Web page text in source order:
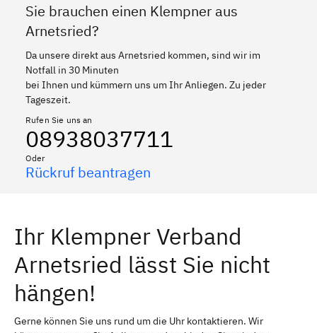
Sie brauchen einen Klempner aus
Arnetsried?
Da unsere direkt aus Arnetsried kommen, sind wir im
Notfall in 30 Minuten
bei Ihnen und kümmern uns um Ihr Anliegen. Zu jeder
Tageszeit.
Rufen Sie uns an
08938037711
Oder
Rückruf beantragen
Ihr Klempner Verband
Arnetsried lässt Sie nicht
hängen!
Gerne können Sie uns rund um die Uhr kontaktieren. Wir